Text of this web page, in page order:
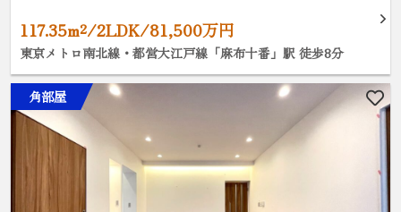
117.35m²/2LDK/81,500万円
東京メトロ南北線・都営大江戸線「麻布十番」駅 徒歩8分
角部屋